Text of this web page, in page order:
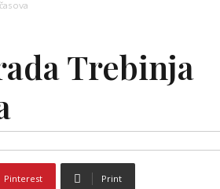
Trebinja
Pinterest Print